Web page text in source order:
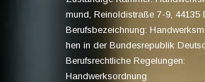
mund, Reinoldistraße 7-9, 44135
Berufsbezeichnung:
hen in der Bundesrepublik
Berufsrechtliche Regelungen:
Handwerksordnung